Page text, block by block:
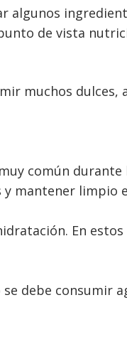
algunos
de vista
muchos dulces,
común
y mantener limpio
En
debe consumir